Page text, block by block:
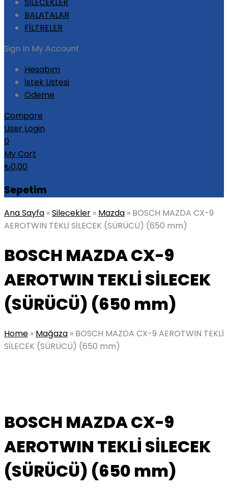
BALATALAR
FİLTRELER
Sign In My Account
Hesabım
İstek Listesi
Ödeme
Compare
User Login
0
My Cart
₺0,00
Sepetim
Ana Sayfa »Silecekler » Mazda » BOSCH MAZDA CX-9
AEROTWIN TEKLİ SİLECEK (SÜRÜCÜ) (650 mm)
BOSCH MAZDA CX-9
AEROTWIN TEKLİ SİLECEK
(SÜRÜCÜ) (650 mm)
Home » Mağaza » BOSCH MAZDA CX-9 AEROTWIN TEKLİ
SİLECEK (SÜRÜCÜ) (650 mm)
BOSCH MAZDA CX-9
AEROTWIN TEKLİ SİLECEK
(SÜRÜCÜ) (650 mm)